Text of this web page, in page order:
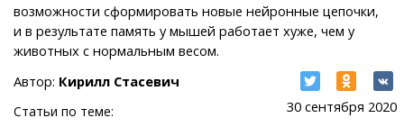
возможности сформировать новые нейронные цепочки,
и в результате память у мышей работает хуже, чем у
животных с нормальным весом.
30 сентября 2020
Автор: Кирилл Стасевич
Статьи по теме: